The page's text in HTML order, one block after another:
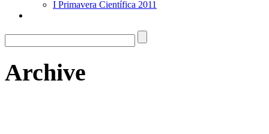
I Primavera Científica 2011
Archive